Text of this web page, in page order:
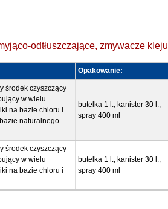
odtłuszczające, zmywacze kleju
Opakowanie:
środek czyszczący
w wielu
na bazie chloru i
naturalnego
butelka 1 l., kanister 30 l.,
spray 400 ml
środek czyszczący
w wielu
na bazie chloru i
butelka 1 l., kanister 30 l.,
spray 400 ml